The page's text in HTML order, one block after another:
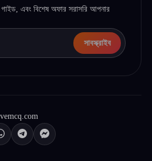
এবং বিশেষ অফার সরাসরি আপনার
সাবস্ক্রাইব